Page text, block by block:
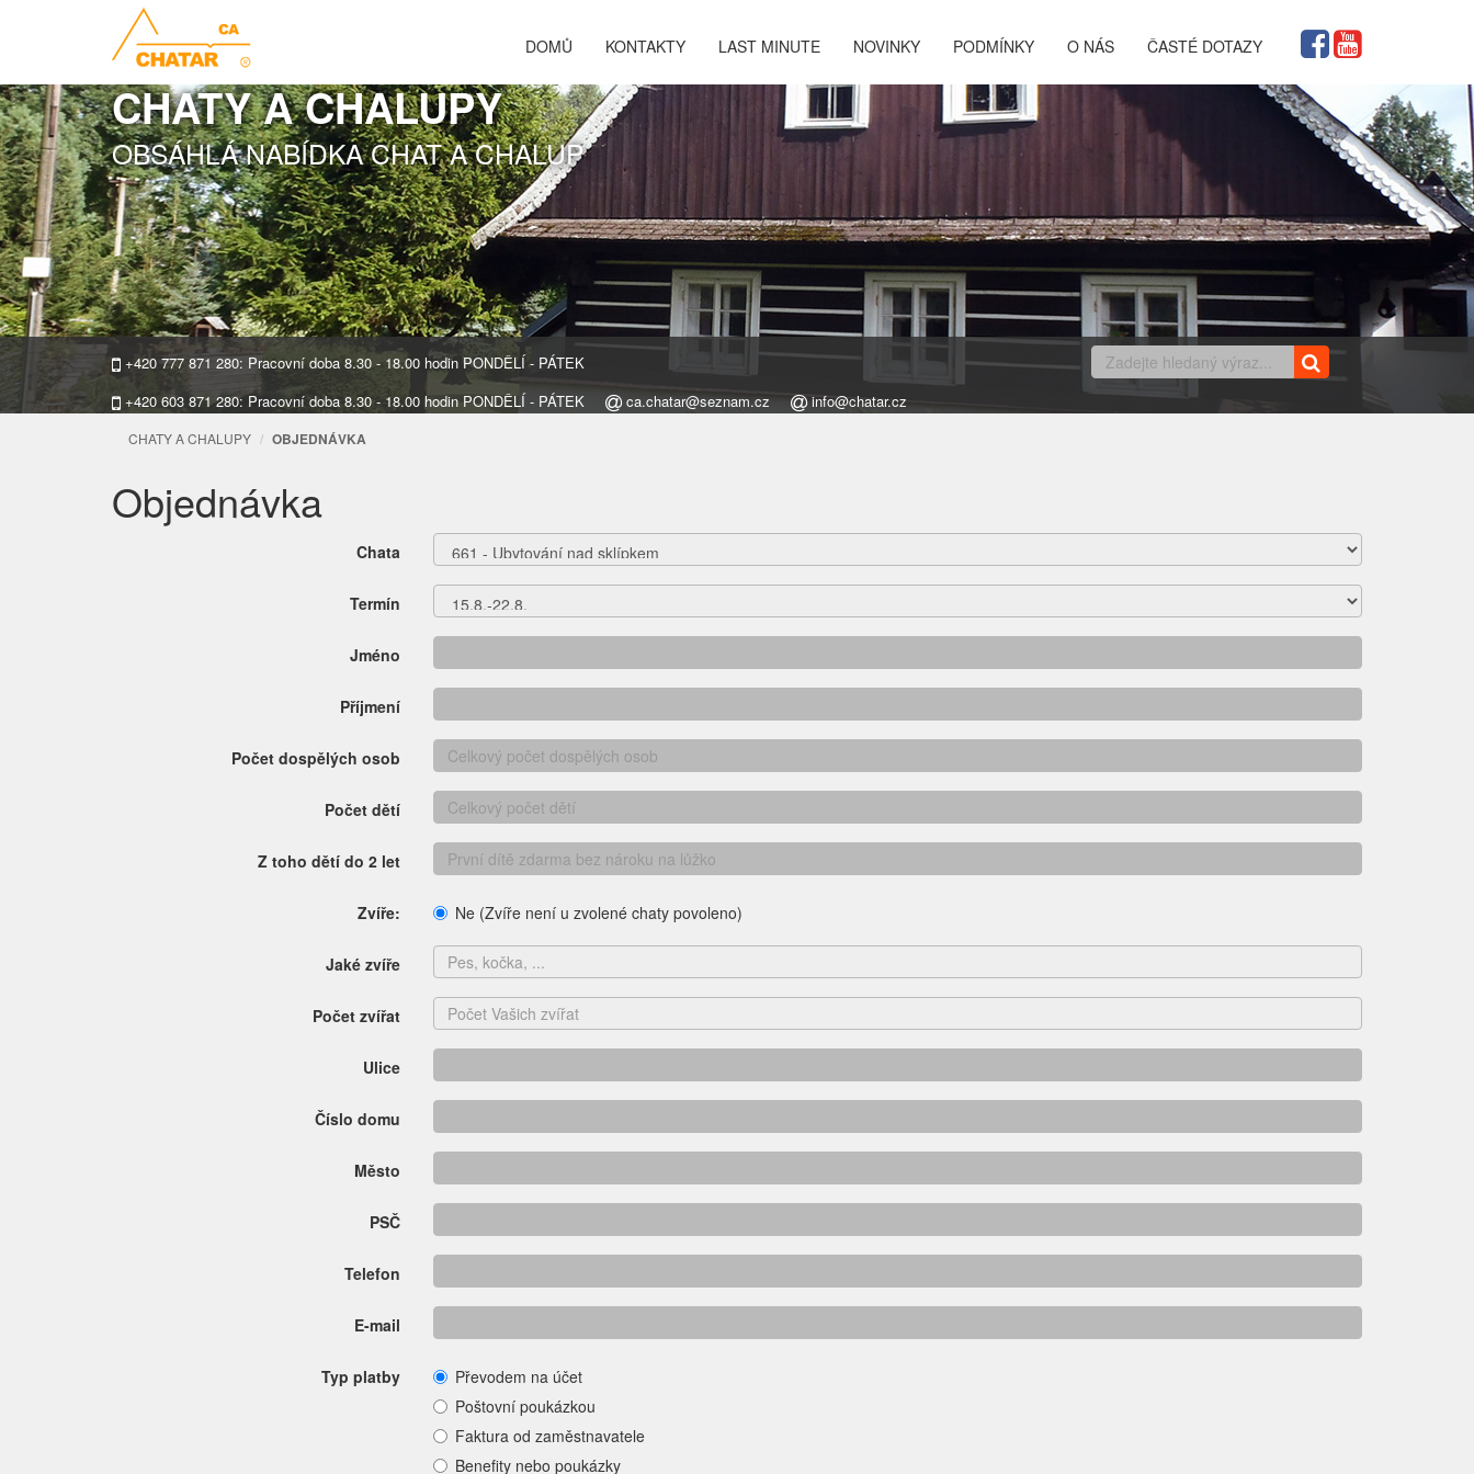
DOMŮ KONTAKTY LAST MINUTE NOVINKY PODMÍNKY O NÁS ČASTÉ DOTAZY
CHATY A CHALUPY
OBSÁHLÁ NABÍDKA CHAT A CHALUP
+420 777 871 280: Pracovní doba 8.30 - 18.00 hodin PONDĚLÍ - PÁTEK
+420 603 871 280: Pracovní doba 8.30 - 18.00 hodin PONDĚLÍ - PÁTEK
ca.chatar@seznam.cz info@chatar.cz
CHATY A CHALUPY OBJEDNÁVKA
Objednávka
Chata
Termín
Jméno
Příjmení
Počet dospělých osob
Počet dětí
Z toho dětí do 2 let
Zvíře: Ne (Zvíře není u zvolené chaty povoleno)
Jaké zvíře
Počet zvířat
Ulice
Číslo domu
Město
PSČ
Telefon
E-mail
Typ platby
Převodem na účet
Poštovní poukázkou
Faktura od zaměstnavatele
Benefity nebo poukázky